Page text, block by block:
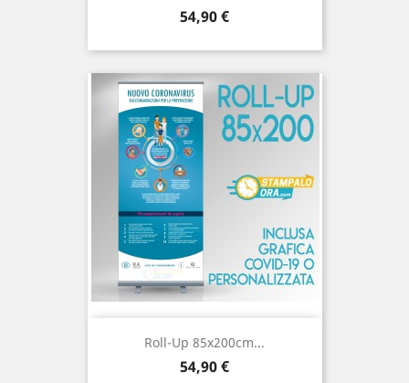
Prezzo
54,90 €
Roll-Up 85x200cm...
Prezzo
54,90 €